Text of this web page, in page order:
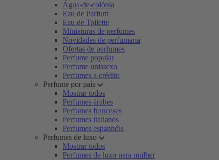
Água-de-colónia
Eau de Parfum
Eau de Toilette
Miniaturas de perfumes
Novidades de perfumaria
Ofertas de perfumes
Perfume popular
Perfume unissexo
Perfumes a crédito
Perfume por país
Mostrar todos
Perfumes árabes
Perfumes franceses
Perfumes italianos
Perfumes espanhóis
Perfumes de luxo
Mostrar todos
Perfumes de luxo para mulher